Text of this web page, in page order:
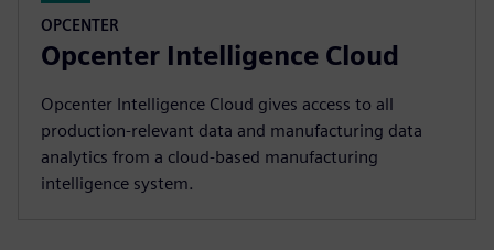
OPCENTER
Opcenter Intelligence Cloud
Opcenter Intelligence Cloud gives access to all
production-relevant data and manufacturing data
analytics from a cloud-based manufacturing
intelligence system.